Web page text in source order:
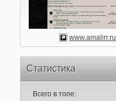
www.amalirr.ru
Статистика
Всего в топе: